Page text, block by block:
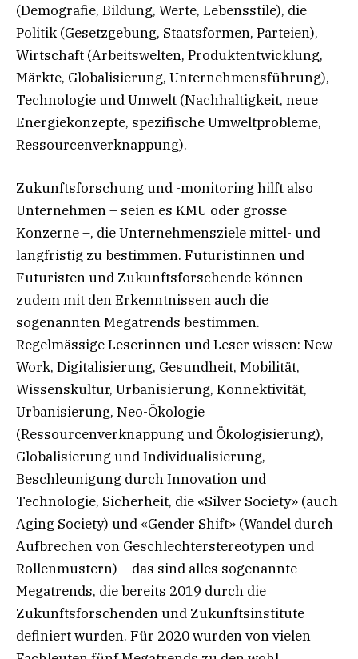
(Demografie, Bildung, Werte, Lebensstile), die
Politik (Gesetzgebung, Staatsformen, Parteien),
Wirtschaft (Arbeitswelten, Produktentwicklung,
Märkte, Globalisierung, Unternehmensführung),
Technologie und Umwelt (Nachhaltigkeit, neue
Energiekonzepte, spezifische Umweltprobleme,
Ressourcenverknappung).
Zukunftsforschung und -monitoring hilft also
Unternehmen – seien es KMU oder grosse
Konzerne –, die Unternehmensziele mittel- und
langfristig zu bestimmen. Futuristinnen und
Futuristen und Zukunftsforschende können
zudem mit den Erkenntnissen auch die
sogenannten Megatrends bestimmen.
Regelmässige Leserinnen und Leser wissen: New
Work, Digitalisierung, Gesundheit, Mobilität,
Wissenskultur, Urbanisierung, Konnektivität,
Urbanisierung, Neo-Ökologie
(Ressourcenverknappung und Ökologisierung),
Globalisierung und Individualisierung,
Beschleunigung durch Innovation und
Technologie, Sicherheit, die «Silver Society» (auch
Aging Society) und «Gender Shift» (Wandel durch
Aufbrechen von Geschlechterstereotypen und
Rollenmustern) – das sind alles sogenannte
Megatrends, die bereits 2019 durch die
Zukunftsforschenden und Zukunftsinstitute
definiert wurden. Für 2020 wurden von vielen